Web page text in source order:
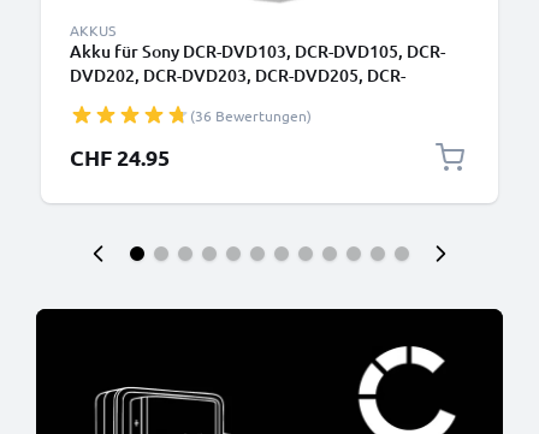
AKKUS
Akku für Sony DCR-DVD103, DCR-DVD105, DCR-
DVD202, DCR-DVD203, DCR-DVD205, DCR-
FP50, NP-FP60, NP-FP70, NP-FP71, NP-FP90
(1360mAh, 7.4V) von CELLONIC
(36 Bewertungen)
CHF 24.95